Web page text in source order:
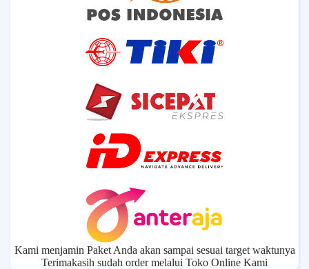
Kami menjamin Paket Anda akan sampai sesuai target waktunya
Terimakasih sudah order melalui Toko Online Kami